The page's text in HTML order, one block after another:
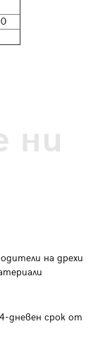
ни
на дрехи
дневен срок от